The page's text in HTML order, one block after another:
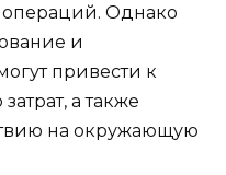
Однако
и
привести к
а также
на окружающую